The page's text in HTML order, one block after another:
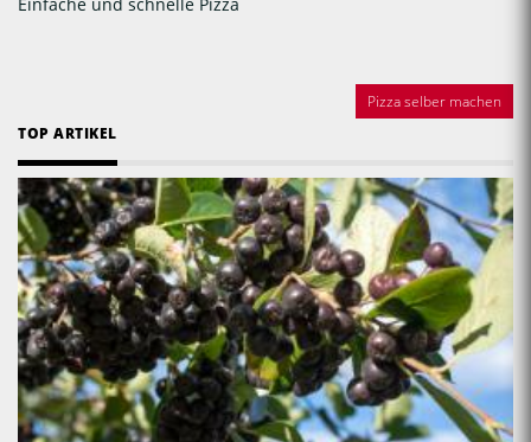
Einfache und schnelle Pizza
Pizza selber machen
TOP ARTIKEL